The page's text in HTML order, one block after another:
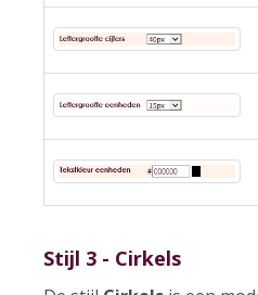
Stijl 3 - Cirkels